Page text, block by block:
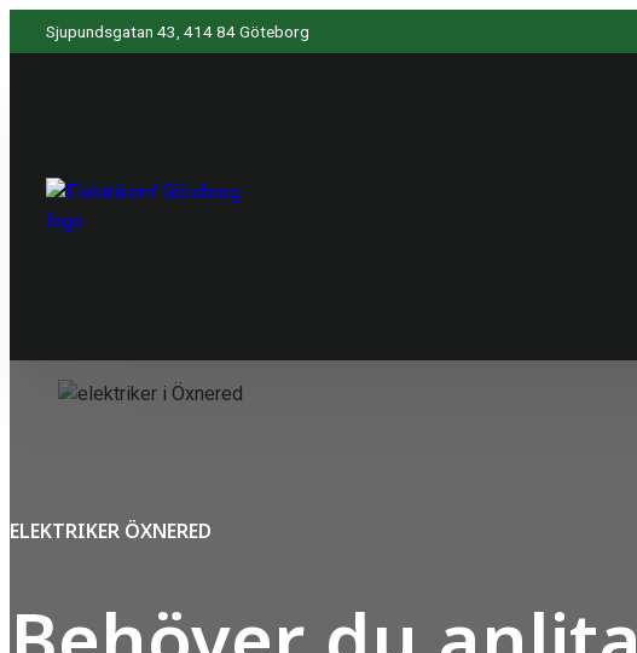
Sjupundsgatan 43, 414 84 Göteborg
ELEKTRIKER ÖXNERED